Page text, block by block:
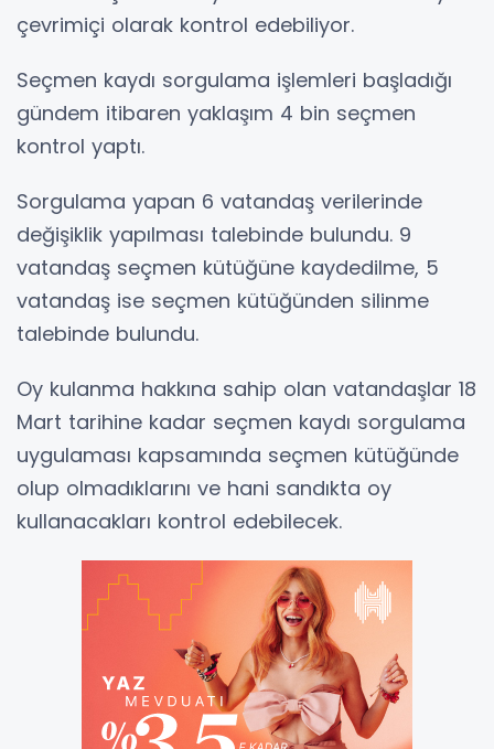
çevrimiçi olarak kontrol edebiliyor.
Seçmen kaydı sorgulama işlemleri başladığı
gündem itibaren yaklaşım 4 bin seçmen
kontrol yaptı.
Sorgulama yapan 6 vatandaş verilerinde
değişiklik yapılması talebinde bulundu. 9
vatandaş seçmen kütüğüne kaydedilme, 5
vatandaş ise seçmen kütüğünden silinme
talebinde bulundu.
Oy kulanma hakkına sahip olan vatandaşlar 18
Mart tarihine kadar seçmen kaydı sorgulama
uygulaması kapsamında seçmen kütüğünde
olup olmadıklarını ve hani sandıkta oy
kullanacakları kontrol edebilecek.